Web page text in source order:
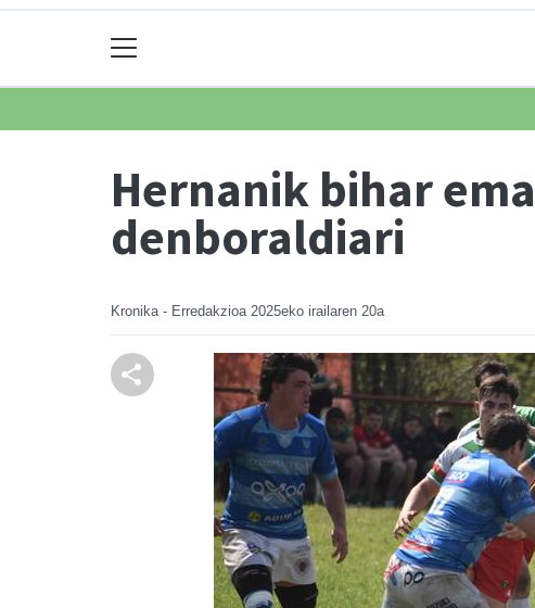
Hernanik bihar
denboraldiari
Kronika - Erredakzioa 2025eko irailaren 20a